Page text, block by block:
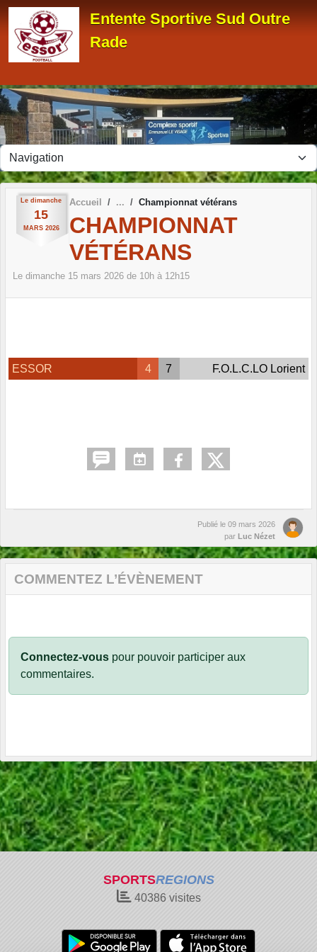
Entente Sportive Sud Outre
Rade
Le dimanche
15
MARS 2026
Accueil Championnat vétérans
CHAMPIONNAT
VÉTÉRANS
Le dimanche 15 mars 2026 de 10h à 12h15
ESSOR 4 7 F.O.L.C.LO Lorient
Publié le 09 mars 2026
par Luc Nézet
COMMENTEZ L’ÉVÈNEMENT
Connectez-vous pour pouvoir participer aux
commentaires.
SPORTSREGIONS
40386visites
Panneau de gestion des cookies